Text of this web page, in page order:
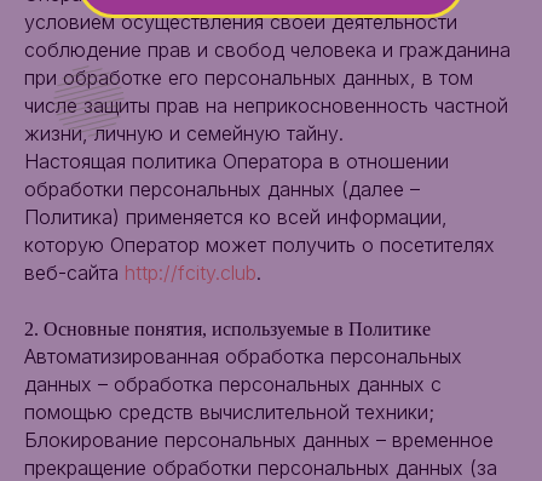
условием осуществления своей деятельности
соблюдение прав и свобод человека и гражданина
при обработке его персональных данных, в том
числе защиты прав на неприкосновенность частной
жизни, личную и семейную тайну.
Настоящая политика Оператора в отношении
обработки персональных данных (далее –
Политика) применяется ко всей информации,
которую Оператор может получить о посетителях
веб-сайта http://fcity.club.
2. Основные понятия, используемые в Политике
Автоматизированная обработка персональных
данных – обработка персональных данных с
помощью средств вычислительной техники;
Блокирование персональных данных – временное
прекращение обработки персональных данных (за